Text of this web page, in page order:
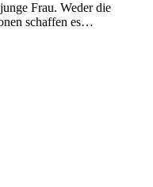
Frau. Weder die
schaffen es…